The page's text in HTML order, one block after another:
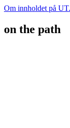
Om innholdet på
on the path